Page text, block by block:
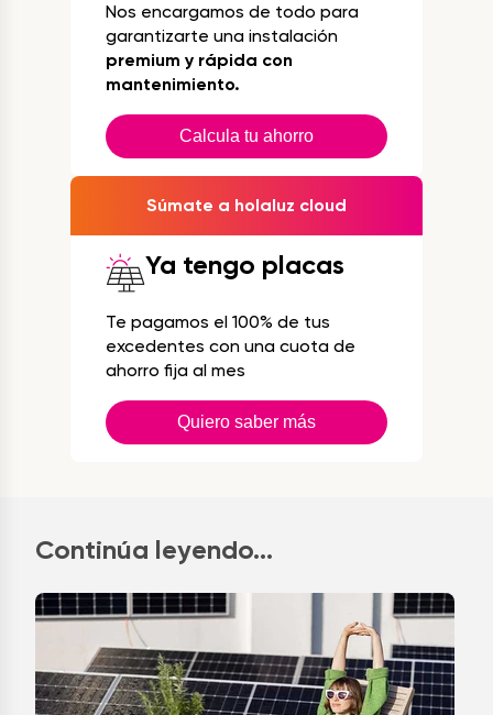
Nos encargamos de todo para
garantizarte una instalación
premium y rápida con
mantenimiento.
Calcula tu ahorro
Súmate a holaluz cloud
Ya tengo placas
Te pagamos el 100% de tus
excedentes con una cuota de
ahorro fija al mes
Quiero saber más
Continúa leyendo...